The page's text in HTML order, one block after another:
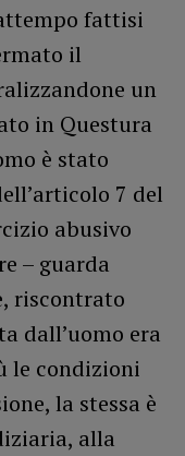
fattisi
il
un
in Questura
è stato
7 del
abusivo
– guarda
riscontrato
dall’uomo era
le condizioni
la stessa è
alla